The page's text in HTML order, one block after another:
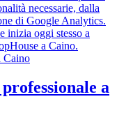
necessarie, dalla
di Google Analytics.
inizia oggi stesso a
a Caino.
Caino
a